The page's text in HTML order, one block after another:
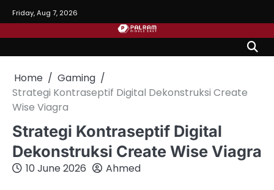
to
content
Friday, Aug 7, 2026
Home
Gaming
Strategi Kontraseptif Digital Dekonstruksi Create
Wise Viagra
Strategi Kontraseptif Digital
Dekonstruksi Create Wise Viagra
10 June 2026 Ahmed